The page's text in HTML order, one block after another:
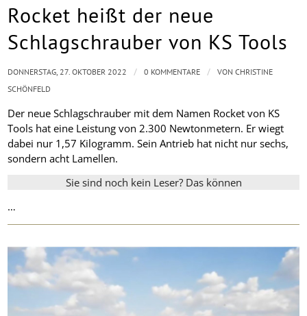
Rocket heißt der neue
Schlagschrauber von KS Tools
Der neue Schlagschrauber mit dem Namen Rocket von KS
Tools hat eine Leistung von 2.300 Newtonmetern. Er wiegt
dabei nur 1,57 Kilogramm. Sein Antrieb hat nicht nur sechs,
sondern acht Lamellen.
Sie sind noch kein Leser? Das können
…
DONNERSTAG, 27. OKTOBER 2022 / 0 KOMMENTARE / VONCHRISTINE
SCHÖNFELD